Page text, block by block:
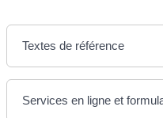
Textes de référence
Services en ligne et